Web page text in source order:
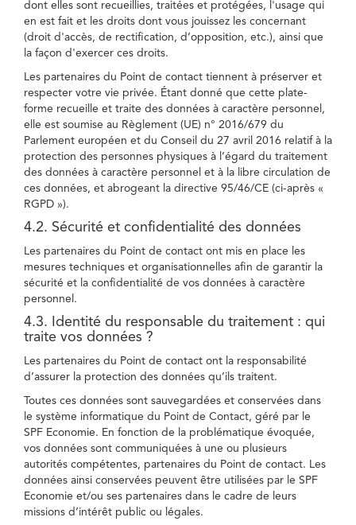
dont elles sont recueillies, traitées et protégées, l'usage qui
en est fait et les droits dont vous jouissez les concernant
(droit d'accès, de rectification, d’opposition, etc.), ainsi que
la façon d'exercer ces droits.
Les partenaires du Point de contact tiennent à préserver et
respecter votre vie privée. Étant donné que cette plate-
forme recueille et traite des données à caractère personnel,
elle est soumise au Règlement (UE) n° 2016/679 du
Parlement européen et du Conseil du 27 avril 2016 relatif à la
protection des personnes physiques à l’égard du traitement
des données à caractère personnel et à la libre circulation de
ces données, et abrogeant la directive 95/46/CE (ci-après «
RGPD »).
4.2. Sécurité et confidentialité des données
Les partenaires du Point de contact ont mis en place les
mesures techniques et organisationnelles afin de garantir la
sécurité et la confidentialité de vos données à caractère
personnel.
4.3. Identité du responsable du traitement : qui
traite vos données ?
Les partenaires du Point de contact ont la responsabilité
d’assurer la protection des données qu’ils traitent.
Toutes ces données sont sauvegardées et conservées dans
le système informatique du Point de Contact, géré par le
SPF Economie. En fonction de la problématique évoquée,
vos données sont communiquées à une ou plusieurs
autorités compétentes, partenaires du Point de contact. Les
données ainsi conservées peuvent être utilisées par le SPF
Economie et/ou ses partenaires dans le cadre de leurs
missions d’intérêt public ou légales.